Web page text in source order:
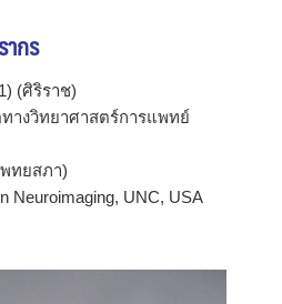
กร
(ศิริราช)
งวิทยาศาสตร์การแพทย์
ทยสภา)
Neuroimaging, UNC, USA